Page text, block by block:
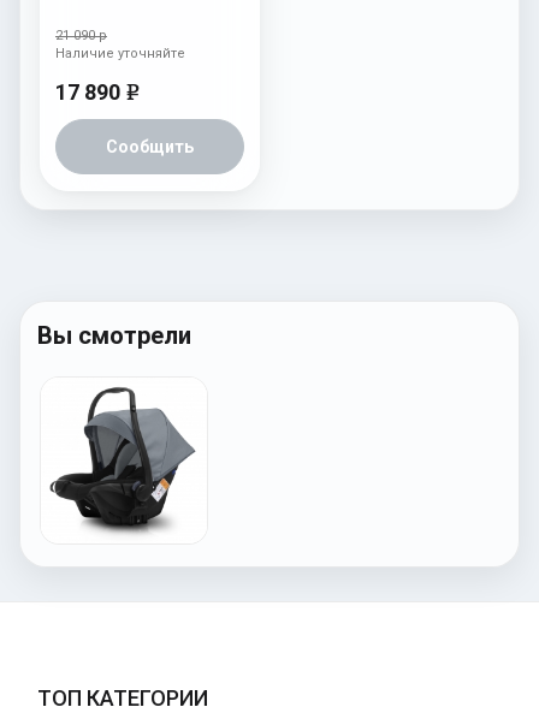
21 090 р
17 890 e
Сообщить
Наличие уточняйте
Вы смотрели
ТОП КАТЕГОРИИ